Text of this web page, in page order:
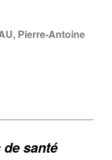
Pierre-Antoine
santé